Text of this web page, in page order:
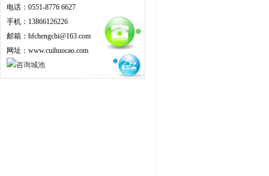
电话：0551-8776 6627
手机：13866126226
邮箱：hfchengchi@163.com
网址：www.cuihuocao.com